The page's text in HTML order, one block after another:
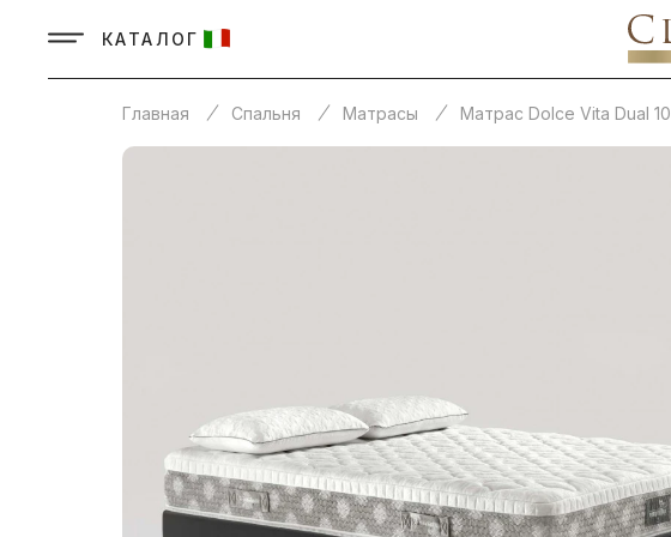
КАТАЛОГ
Главная Спальня Матрасы Матрас Dolce Vita Dual 10